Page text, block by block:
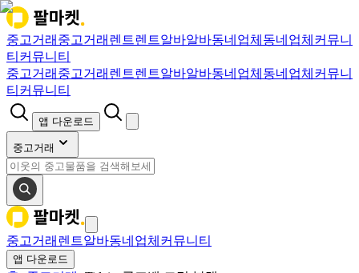
중고거래 중고거래 렌트렌트알바알바동네업체 동네업체 커뮤니
티 커뮤니티
중고거래 중고거래 렌트렌트알바알바동네업체 동네업체 커뮤니
티 커뮤니티
앱 다운로드
중고거래
중고거래 렌트알바동네업체 커뮤니티
앱 다운로드